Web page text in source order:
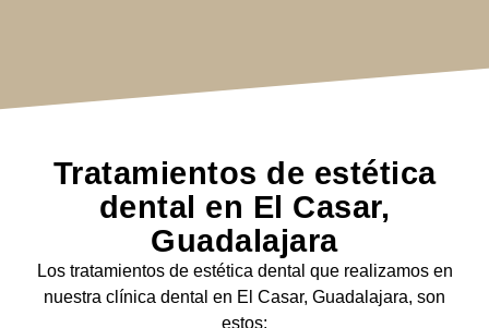
Tratamientos de estética
dental en El Casar,
Guadalajara
Los tratamientos de estética dental que realizamos en
nuestra clínica dental en El Casar, Guadalajara, son
estos: